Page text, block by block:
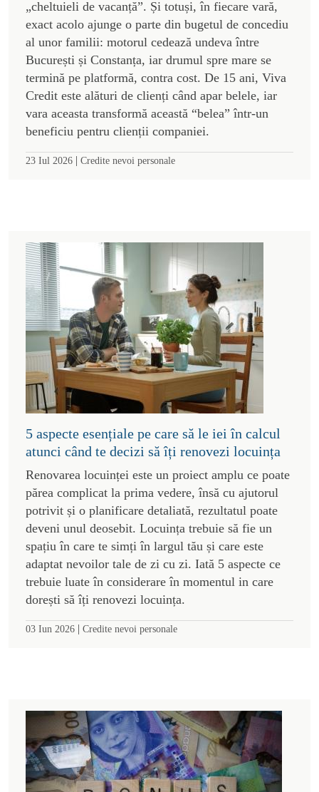
„cheltuieli de vacanță”. Și totuși, în fiecare vară,
exact acolo ajunge o parte din bugetul de concediu
al unor familii: motorul cedează undeva între
București și Constanța, iar drumul spre mare se
termină pe platformă, contra cost. De 15 ani, Viva
Credit este alături de clienți când apar belele, iar
vara aceasta transformă această “belea” într-un
beneficiu pentru clienții companiei.
23 Iul 2026 | Credite nevoi personale
5 aspecte esențiale pe care să le iei în calcul
atunci când te decizi să îți renovezi locuința
Renovarea locuinței este un proiect amplu ce poate
părea complicat la prima vedere, însă cu ajutorul
potrivit și o planificare detaliată, rezultatul poate
deveni unul deosebit. Locuința trebuie să fie un
spațiu în care te simți în largul tău și care este
adaptat nevoilor tale de zi cu zi. Iată 5 aspecte ce
trebuie luate în considerare în momentul in care
dorești să îți renovezi locuința.
03 Iun 2026 | Credite nevoi personale